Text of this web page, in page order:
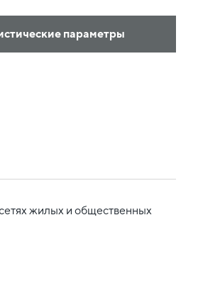
параметры
жилых и общественных